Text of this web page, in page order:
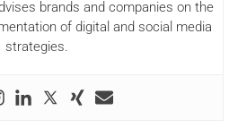
brands and companies on the
of digital and social media
strategies.